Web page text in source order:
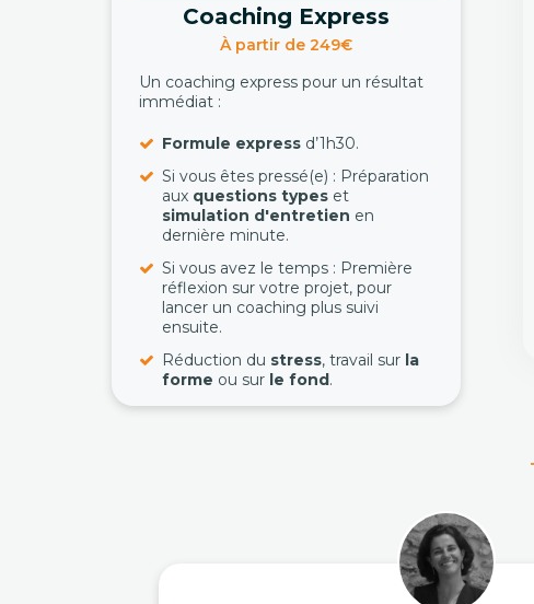
Coaching Express
À partir de 249€
Un coaching express pour un résultat
immédiat :
Formule express d’1h30.
Si vous êtes pressé(e) : Préparation
aux questions types et
simulation d'entretien en
dernière minute.
Si vous avez le temps : Première
réflexion sur votre projet, pour
lancer un coaching plus suivi
ensuite.
Réduction du stress, travail sur la
forme ou sur le fond.